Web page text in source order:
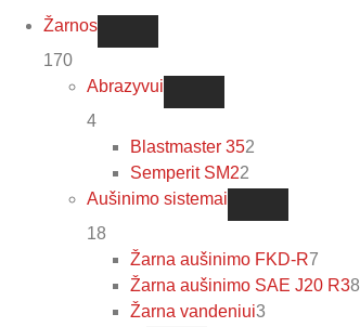
Žarnos
170
Abrazyvui
4
Blastmaster 352
Semperit SM22
Aušinimo sistemai
18
Žarna aušinimo FKD-R7
Žarna aušinimo SAE J20 R38
Žarna vandeniui3